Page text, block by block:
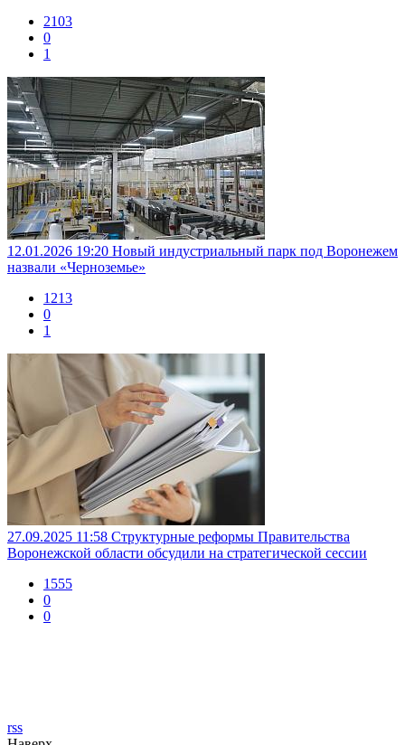
2103
0
1
12.01.2026 19:20 Новый индустриальный парк под Воронежем
назвали «Черноземье»
1213
0
1
27.09.2025 11:58 Структурные реформы Правительства
Воронежской области обсудили на стратегической сессии
1555
0
0
rss